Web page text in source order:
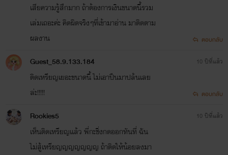
เสียความรู้สึกมาก ถ้าต้องการเงินขนาดนี้รวม
เล่มเถอะค่ะ คิดผิดจริงๆที่เข้ามาอ่าน มาติดตาม
ผลงาน
ตอบกลับ
Guest_58.9.133.184
ติดเหรียญเยอะขนาดนี้ ไม่เอาปืนมาปล้นเลย
ล่ะ!!!!!
10 ปีที่แล้ว
ตอบกลับ
Rookies5
เห็นติดเหรียญเเล้ว พี่กะชิ่งกดออกทันที่ ฉัน
ไม่สู้เหรียญญญญญญญ ถ้าติดให้น้อยลงมา
10 ปีที่แล้ว